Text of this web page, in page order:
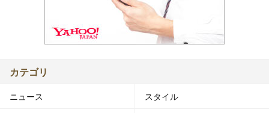
カテゴリ
ニュース スタイル